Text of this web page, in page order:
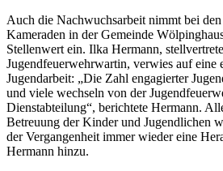
Auch die Nachwuchsarbeit nimmt bei
Kameraden in der Gemeinde
Stellenwert ein. Ilka Hermann,
Jugendfeuerwehrwartin, verwies auf
Jugendarbeit: „Die Zahl engagierter
und viele wechseln von der
Dienstabteilung“, berichtete Hermann.
Betreuung der Kinder und Jugendlichen
der Vergangenheit immer wieder eine
Hermann hinzu.